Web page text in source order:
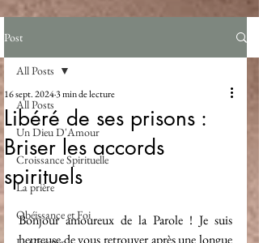
Post
All Posts
Un Dieu D'Amour
Croissance Spirituelle
La prière
Obéissance et Foi
All Posts
Libéré de ses prisons :
Briser les accords
spirituels
16 sept. 20243 min de lecture
Bonjour amoureux de la Parole ! Je suis
heureuse de vous retrouver après une longue